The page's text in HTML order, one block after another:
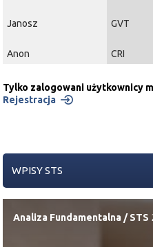
Janosz GVT
Anon CRI
Tylko zalogowani użytkownicy
Rejestracja
WPISY STS
Analiza Fundamentalna /STS